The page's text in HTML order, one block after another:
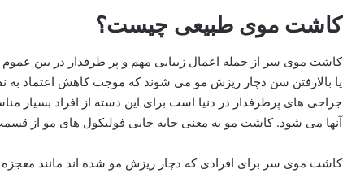
کاشت موی طبیعی چیست؟
کاشت موی سر از جمله اعمال زیبایی مهم و پر طرفدار در بین عموم
یا بالارفتن سن دچار ریزش مو می شوند که موجب کاهش اعتماد
جراحی های پرطرفدار در دنیا است برای این دسته از افراد
آنها می شود. کاشت مو به معنی جابه جایی فولیکول های مو از
کاشت موی سر برای افرادی که دچار ریزش مو شده اند مانند